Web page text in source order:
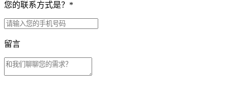
您的联系方式是？ *
留言